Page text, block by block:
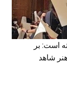
است: بر
شاهد